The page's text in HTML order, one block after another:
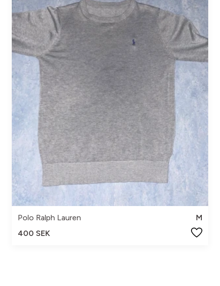
Polo Ralph Lauren
M
400 SEK